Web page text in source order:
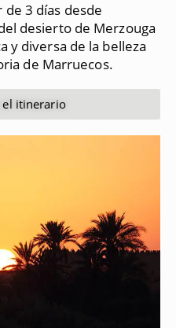
de 3 días desde
desierto de Merzouga
y diversa de la belleza
de Marruecos.
el itinerario